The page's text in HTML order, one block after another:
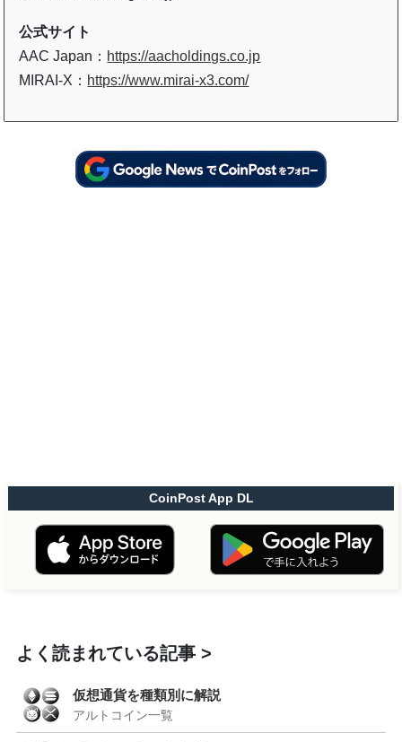
公式サイト
AAC Japan： https://aacholdings.co.jp
MIRAI-X： https://www.mirai-x3.com/
CoinPost App DL
よく読まれている記事
仮想通貨を種類別に解説
アルトコイン一覧